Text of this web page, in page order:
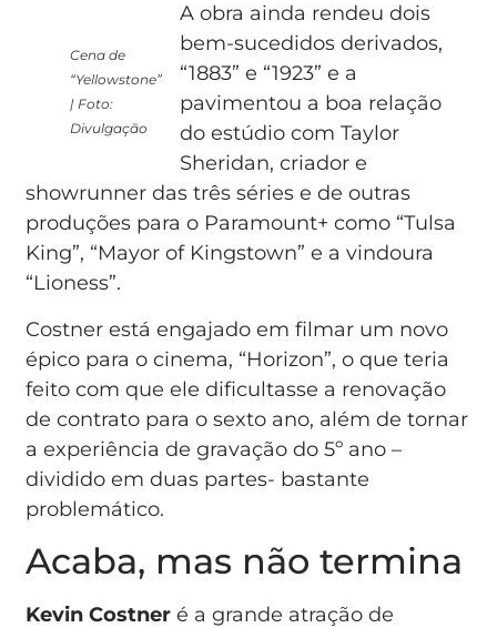
Cena de
“Yellowstone”
| Foto:
Divulgação
A obra ainda rendeu dois
bem-sucedidos derivados,
“1883” e “1923” e a
pavimentou a boa relação
do estúdio com Taylor
Sheridan, criador e
showrunner das três séries e de outras
produções para o Paramount+ como “Tulsa
King”, “Mayor of Kingstown” e a vindoura
“Lioness”.
Costner está engajado em filmar um novo
épico para o cinema, “Horizon”, o que teria
feito com que ele dificultasse a renovação
de contrato para o sexto ano, além de tornar
a experiência de gravação do 5º ano –
dividido em duas partes- bastante
problemático.
Acaba, mas não termina
Kevin Costneré a grande atração de